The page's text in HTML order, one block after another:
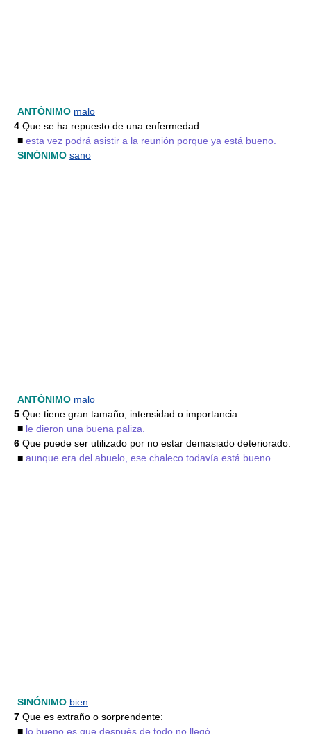
ANTÓNIMO malo
4 Que se ha repuesto de una enfermedad:
■ esta vez podrá asistir a la reunión porque ya está bueno.
SINÓNIMO sano
ANTÓNIMO malo
5 Que tiene gran tamaño, intensidad o importancia:
■ le dieron una buena paliza.
6 Que puede ser utilizado por no estar demasiado deteriorado:
■ aunque era del abuelo, ese chaleco todavía está bueno.
SINÓNIMO bien
7 Que es extraño o sorprendente:
■ lo bueno es que después de todo no llegó.